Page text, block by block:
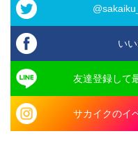
いい
友達登録して
サカイクのイ